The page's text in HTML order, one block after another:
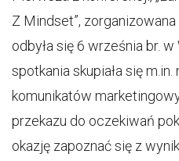
Z Mindset”,
odbyła się 6 września br.
spotkania skupiała się
komunikatów
przekazu do oczekiwań
okazję zapoznać się z